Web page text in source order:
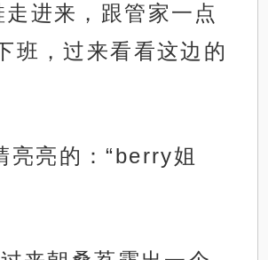
进来，跟管家一点
班，过来看看这边的
亮亮的：“berry姐